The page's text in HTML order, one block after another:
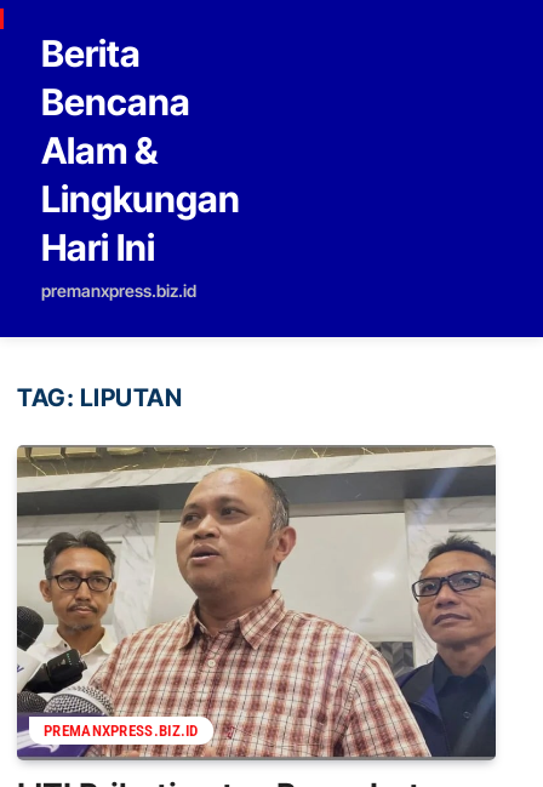
Skip to content
Berita
Bencana
Alam &
Lingkungan
Hari Ini
premanxpress.biz.id
TAG: LIPUTAN
PREMANXPRESS.BIZ.ID